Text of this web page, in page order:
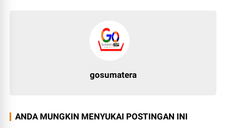
gosumatera
ANDA MUNGKIN MENYUKAI POSTINGAN INI